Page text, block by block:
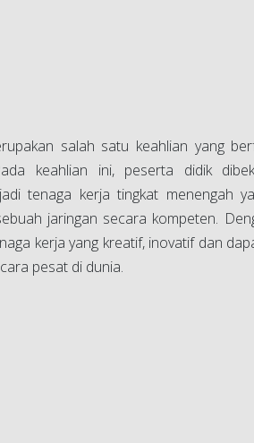
salah satu keahlian yang
keahlian ini, peserta didik
tenaga kerja tingkat menengah
jaringan secara kompeten.
kerja yang kreatif, inovatif dan
pesat di dunia.